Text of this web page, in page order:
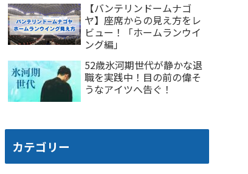
【バンテリンドームナゴ
ヤ】座席からの見え方をレ
ビュー！「ホームランウイ
ング編」
52歳氷河期世代が静かな退
職を実践中！目の前の偉そ
うなアイツへ告ぐ！
カテゴリー